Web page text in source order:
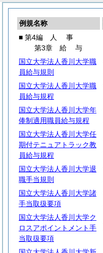
例規名称
■ 第4編
人 事
第3章 給与
国立大学法人香川大学職
員給与規則
国立大学法人香川大学職
員給与規程
国立大学法人香川大学年
俸制適用職員給与規程
国立大学法人香川大学任
期付テニュアトラック教
員給与規程
国立大学法人香川大学退
職手当規則
国立大学法人香川大学諸
手当取扱要項
国立大学法人香川大学ク
ロスアポイントメント手
当取扱要項